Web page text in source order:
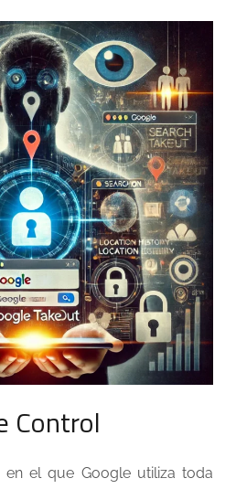
Control
en el que Google utiliza toda